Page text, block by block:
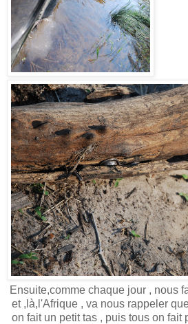
Ensuite,comme chaque jour , nous
et ,là,l'Afrique , va nous rappeler
on fait un petit tas , puis tous on fait